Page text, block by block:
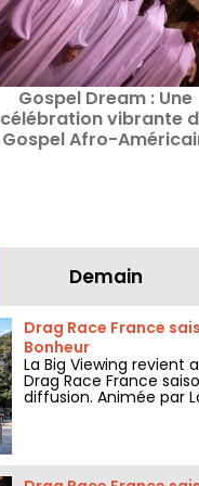
Gospel Dream : Une
célébration vibrante
Gospel Afro-
Demain
Drag Race France
Bonheur
La Big Viewing revient
Drag Race France
diffusion. Animée par